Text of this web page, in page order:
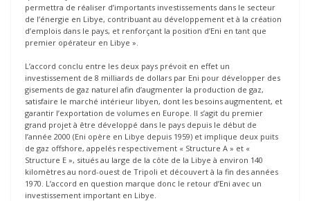
permettra de réaliser d’importants investissements dans le secteur
de l’énergie en Libye, contribuant au développement et à la création
d’emplois dans le pays, et renforçant la position d’Eni en tant que
premier opérateur en Libye ».
L’accord conclu entre les deux pays prévoit en effet un
investissement de 8 milliards de dollars par Eni pour développer des
gisements de gaz naturel afin d’augmenter la production de gaz,
satisfaire le marché intérieur libyen, dont les besoins augmentent, et
garantir l’exportation de volumes en Europe. Il s’agit du premier
grand projet à être développé dans le pays depuis le début de
l’année 2000 (Eni opère en Libye depuis 1959) et implique deux puits
de gaz offshore, appelés respectivement « Structure A » et «
Structure E », situés au large de la côte de la Libye à environ 140
kilomètres au nord-ouest de Tripoli et découvert à la fin des années
1970. L’accord en question marque donc le retour d’Eni avec un
investissement important en Libye.